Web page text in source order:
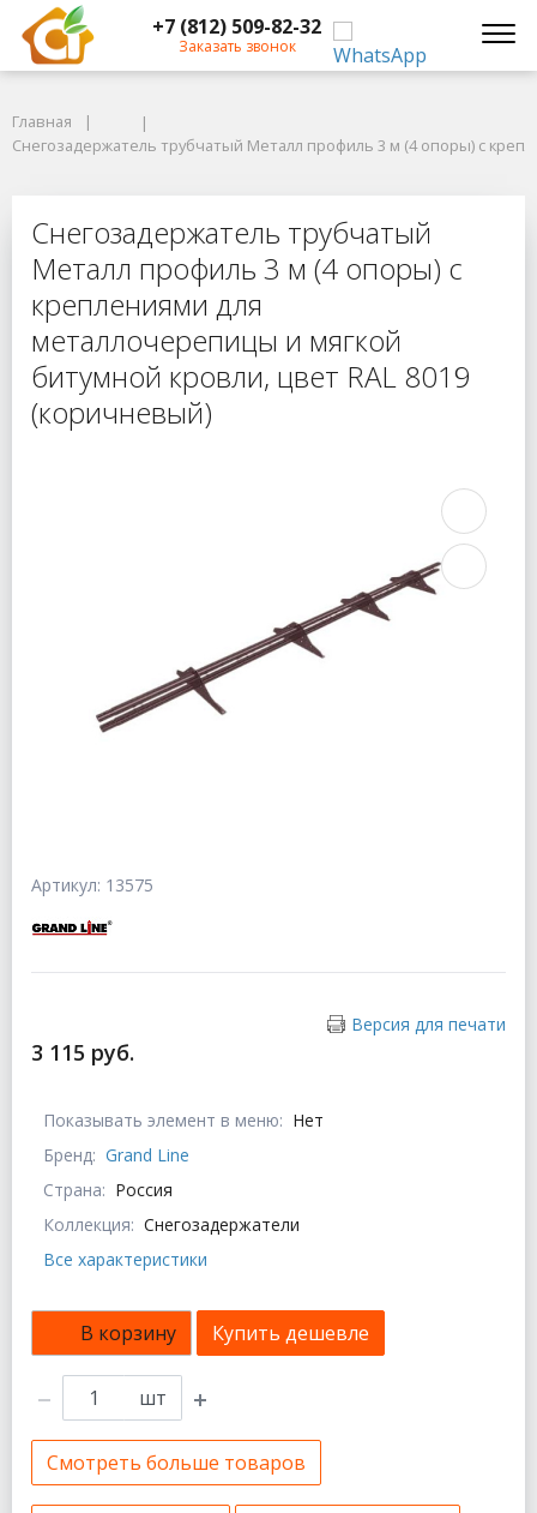
+7 (812) 509-82-32
Заказать звонок
Снегозадержатель трубчатый Металл профиль 3 м (4 опоры) с
Снегозадержатель трубчатый
Главная
Снегозадержатель трубчатый Металл профиль 3 м (4 опоры) с
Снегозадержатель трубчатый
Металл профиль 3 м (4 опоры) с
креплениями для
металлочерепицы и мягкой
битумной кровли, цвет RAL 8019
(коричневый)
Артикул: 13575
Версия для печати
3 115 руб.
Показывать элемент в меню: Нет
Бренд: Grand Line
Страна: Россия
Коллекция: Снегозадержатели
Все характеристики
В корзину Купить дешевле
шт
Смотреть больше товаров